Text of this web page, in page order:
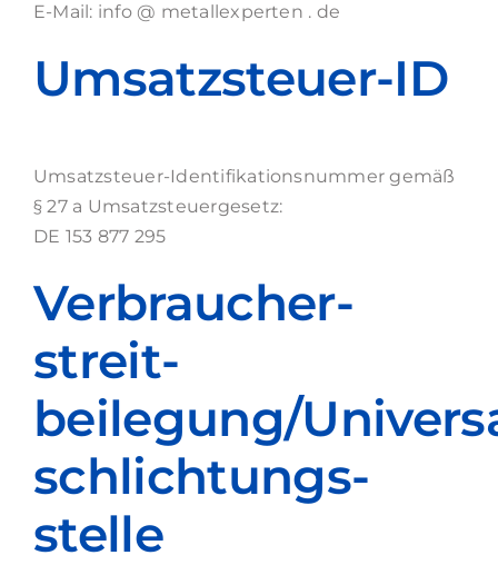
E-Mail: info @ metallexperten . de
Umsatzsteuer-ID
Umsatzsteuer-Identifikationsnummer gemäß
§ 27 a Umsatzsteuergesetz:
DE 153 877 295
Verbraucher­
streit­
beilegung/
schlichtungs­
stelle